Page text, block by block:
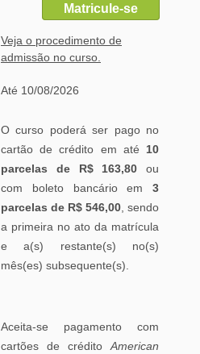
Matricule-se
Veja o procedimento de
admissão no curso.
Até 10/08/2026
O curso poderá ser pago no
cartão de crédito em até 10
parcelas de R$ 163,80 ou
com boleto bancário em 3
parcelas de R$ 546,00 , sendo
a primeira no ato da matrícula
e a(s) restante(s) no(s)
mês(es) subsequente(s).
Aceita-se pagamento com
cartões de crédito American